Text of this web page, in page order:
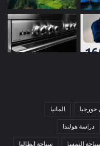
جورجيا المانيا
دراسة هولندا
النمسا سياحة ايطاليا